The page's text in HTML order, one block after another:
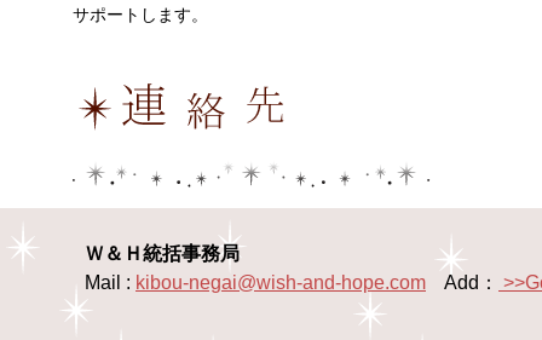
サポートします。
Ｗ＆Ｈ統括事務局
Mail : kibou-negai@wish-and-hope.com Add：